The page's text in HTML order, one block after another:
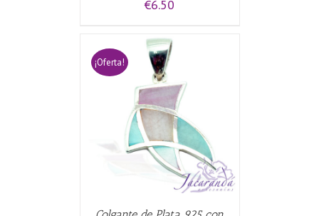
€6.50
¡Oferta!